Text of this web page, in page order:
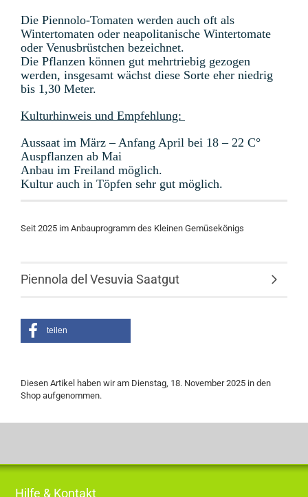
Die Piennolo-Tomaten werden auch oft als
Wintertomaten oder neapolitanische Wintertomate
oder Venusbrüstchen bezeichnet.
Die Pflanzen können gut mehrtriebig gezogen
werden, insgesamt wächst diese Sorte eher niedrig
bis 1,30 Meter.
Kulturhinweis und Empfehlung:
Aussaat im März – Anfang April bei 18 – 22 C°
Auspflanzen ab Mai
Anbau im Freiland möglich.
Kultur auch in Töpfen sehr gut möglich.
Seit 2025 im Anbauprogramm des Kleinen Gemüsekönigs
Piennola del Vesuvia Saatgut
teilen
Diesen Artikel haben wir am Dienstag, 18. November 2025 in den
Shop aufgenommen.
Hilfe & Kontakt